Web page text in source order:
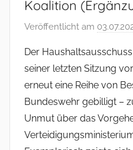
Koalition
Veröffentlicht am
Der
seiner letzten Sitzung
erneut eine Reihe von
Bundeswehr gebilligt –
Unmut über das